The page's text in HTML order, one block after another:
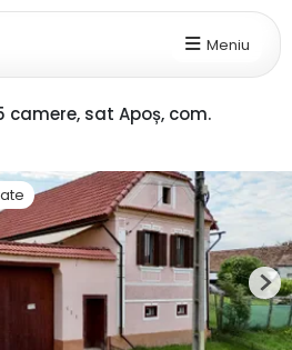
Meniu
camere, sat Apoș, com.